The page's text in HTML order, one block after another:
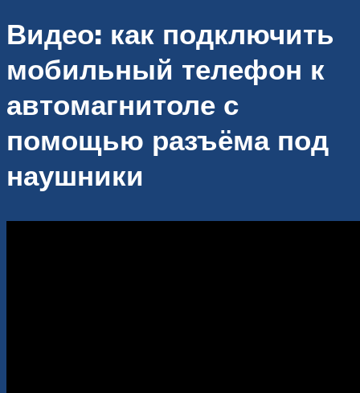
Видео: как подключить
мобильный телефон к
автомагнитоле с
помощью разъёма под
наушники